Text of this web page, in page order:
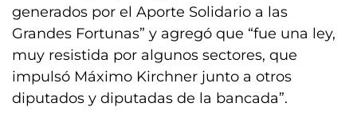
generados por el Aporte Solidario a las
Grandes Fortunas” y agregó que “fue una ley,
muy resistida por algunos sectores, que
impulsó Máximo Kirchner junto a otros
diputados y diputadas de la bancada”.